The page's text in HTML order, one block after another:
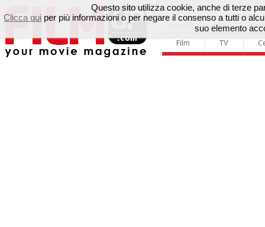
Film TV
Questo sito utilizza cookie, anche di terze
Clicca qui per più informazioni o per negare il consenso a tutti o
suo elemento